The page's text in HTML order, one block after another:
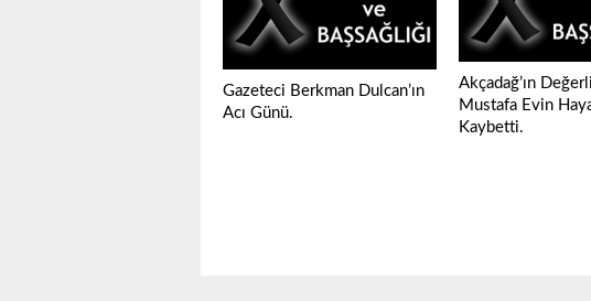
Gazeteci Berkman Dulcan’ın
Acı Günü.
Akçadağ’ın
Mustafa Evin
Kaybetti.